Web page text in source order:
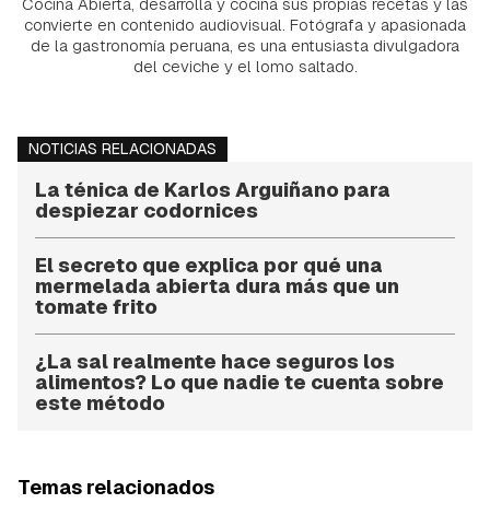
Cocina Abierta, desarrolla y cocina sus propias recetas y las
convierte en contenido audiovisual. Fotógrafa y apasionada
de la gastronomía peruana, es una entusiasta divulgadora
del ceviche y el lomo saltado.
NOTICIAS RELACIONADAS
La ténica de Karlos Arguiñano para
despiezar codornices
El secreto que explica por qué una
mermelada abierta dura más que un
tomate frito
¿La sal realmente hace seguros los
alimentos? Lo que nadie te cuenta sobre
este método
Temas relacionados